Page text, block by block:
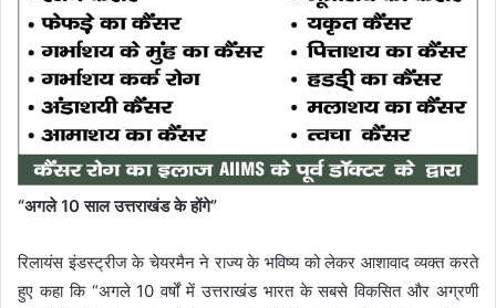
“अगले 10 साल उत्तराखंड के होंगे”
रिलायंस इंडस्ट्रीज के चेयरमैन ने राज्य के भविष्य को लेकर आशावाद व्यक्त करते
हुए कहा कि “अगले 10 वर्षों में उत्तराखंड भारत के सबसे विकसित और अग्रणी